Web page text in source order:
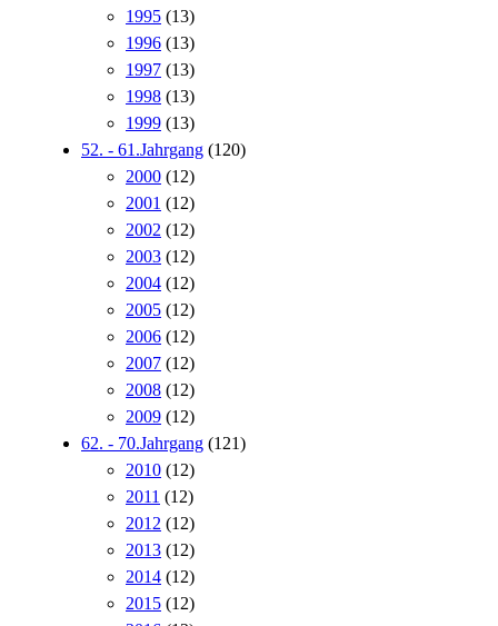
1995 (13)
1996 (13)
1997 (13)
1998 (13)
1999 (13)
52. - 61.Jahrgang (120)
2000 (12)
2001 (12)
2002 (12)
2003 (12)
2004 (12)
2005 (12)
2006 (12)
2007 (12)
2008 (12)
2009 (12)
62. - 70.Jahrgang (121)
2010 (12)
2011 (12)
2012 (12)
2013 (12)
2014 (12)
2015 (12)